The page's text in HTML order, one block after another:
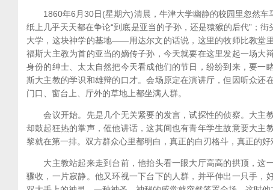
1860年6月30日(星期六)清晨，牛津大学幽静的校园里忽然车
纸上几乎天天都在争论“到底是亚当的子孙，还是猿猴的后代”；
大学，这块神学的基地——用达尔文的话说，这里的牧师比教
福斯大主教为首的亚当的嫡传子孙，今天就要在这里发起一场大
身份的绅士、太太自然把今天看成他们的节日，纷纷到来，要一
斯大主教的学识和雄辩的口才。会场原定在演讲厅，但因听众还
门口、窗台上、厅外的草地上都坐满人群。
会议开始。先是几个无关紧要的发言，试探性的侦察。大主
却鼓起狂热的掌声，催他讲话，这其间也有青年学生故意要大主
黎就在第一排。双方群众心里都明白，真正的白刃格斗，真正的好
大主教站起来走到台前，他抬头看一眼大厅高高的拱顶，这
骤收，一片寂静。他又环视一下台下的人群，并平伸出一只手，